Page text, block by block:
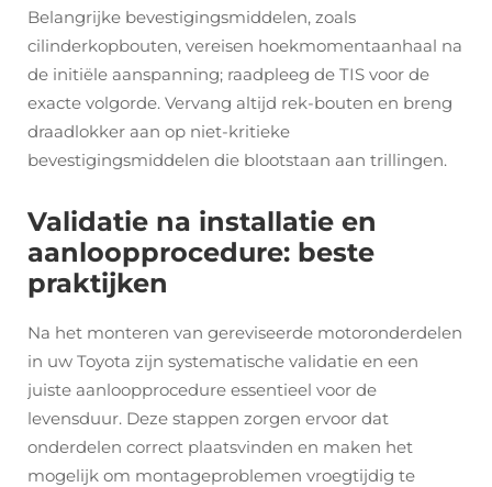
Belangrijke bevestigingsmiddelen, zoals
cilinderkopbouten, vereisen hoekmomentaanhaal na
de initiële aanspanning; raadpleeg de TIS voor de
exacte volgorde. Vervang altijd rek-bouten en breng
draadlokker aan op niet-kritieke
bevestigingsmiddelen die blootstaan aan trillingen.
Validatie na installatie en
aanloopprocedure: beste
praktijken
Na het monteren van gereviseerde motoronderdelen
in uw Toyota zijn systematische validatie en een
juiste aanloopprocedure essentieel voor de
levensduur. Deze stappen zorgen ervoor dat
onderdelen correct plaatsvinden en maken het
mogelijk om montageproblemen vroegtijdig te